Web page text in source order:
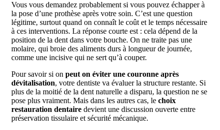
Vous vous demandez probablement si vous pouvez échapper à
la pose d’une prothèse après votre soin. C’est une question
légitime, surtout quand on connaît le coût et le temps nécessaire
à ces interventions. La réponse courte est : cela dépend de la
position de la dent dans votre bouche. On ne traite pas une
molaire, qui broie des aliments durs à longueur de journée,
comme une incisive qui ne sert qu’à couper.
Pour savoir si on peut on éviter une couronne après
dévitalisation, votre dentiste va évaluer la structure restante. Si
plus de la moitié de la dent naturelle a disparu, la question ne se
pose plus vraiment. Mais dans les autres cas, le choix
restauration dentaire devient une discussion ouverte entre
préservation tissulaire et sécurité mécanique.